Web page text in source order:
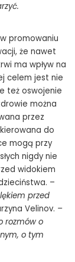
promowaniu
że nawet
ma wpływ na
celem jest nie
też oswojenie
można
przez
do
mogą przy
nigdy nie
widokiem
–
przed
Velinov. –
rozmów o
o tym